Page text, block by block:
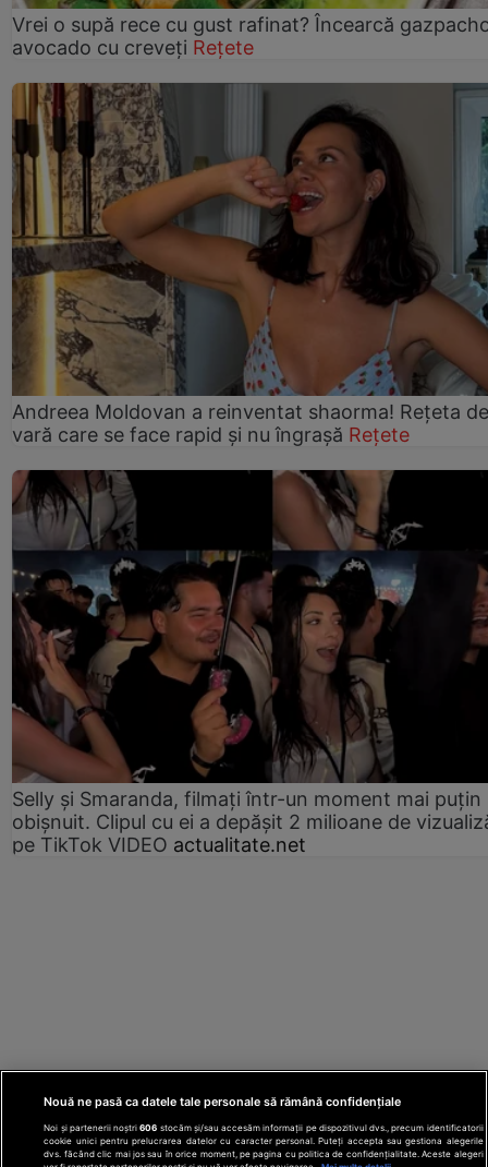
Vrei o supă rece cu gust rafinat? Încearcă
avocado cu creveți Rețete
Andreea Moldovan a reinventat shaorma! Rețeta de
vară care se face rapid și nu îngrașă Rețete
Selly și Smaranda, filmați într-un moment mai puțin
obișnuit. Clipul cu ei a depășit 2 milioane de
pe TikTok VIDEO actualitate.net
Nouă ne pasă ca datele tale personale să rămână confidențiale
Noi și partenerii noștri606 stocăm și/sau accesăm informații pe dispozitivul dvs., precum identificatorii
cookie unici pentru prelucrarea datelor cu caracter personal. Puteți accepta sau gestiona alegerile
dvs. făcând clic mai jos sau în orice moment, pe pagina cu politica de confidențialitate. Aceste alegeri